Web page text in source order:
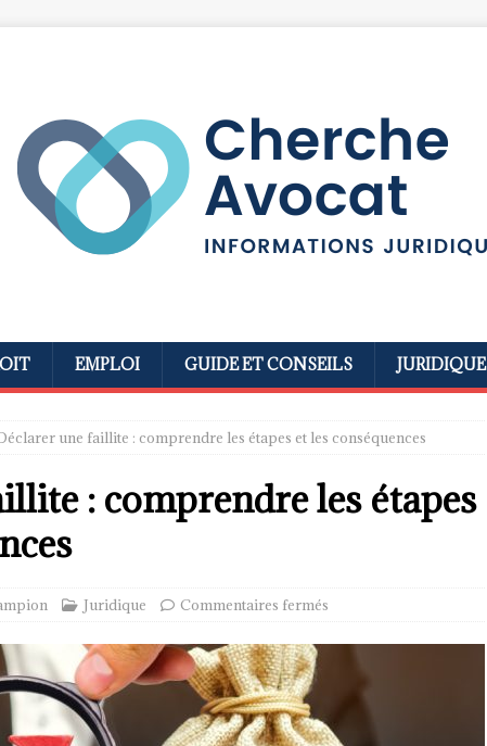
EMPLOI GUIDE ET CONSEILS JURIDIQUE
une faillite : comprendre les étapes et les conséquences
: comprendre les étapes
Juridique Commentaires fermés